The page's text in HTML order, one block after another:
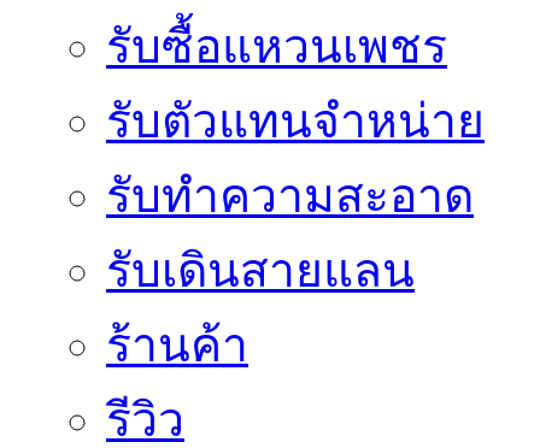
รับซื้อแหวนเพชร
รับตัวแทนจำหน่าย
รับทำความสะอาด
รับเดินสายแลน
ร้านค้า
รีวิว